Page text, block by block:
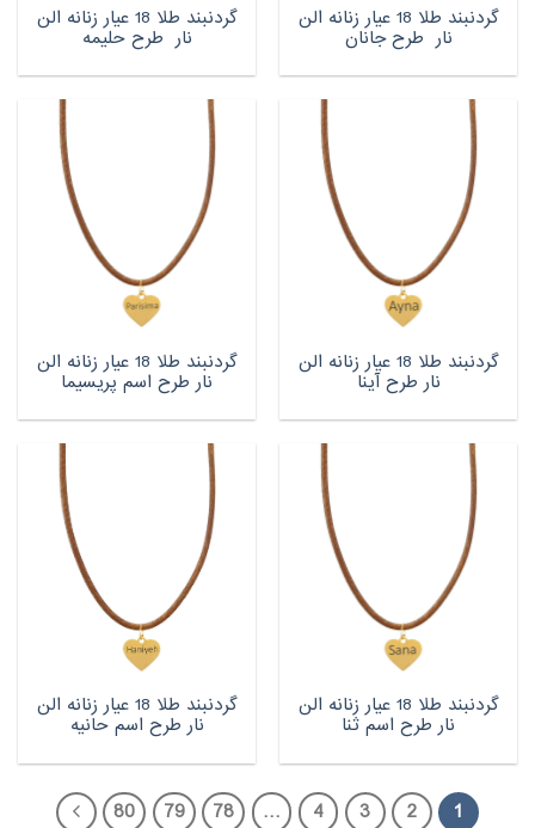
گردنبند طلا 18 عیار زنانه الن
نار طرح جانان
گردنبند طلا 18 عیار زنانه الن
نار طرح حلیمه
گردنبند طلا 18 عیار زنانه الن
نار طرح آینا
گردنبند طلا 18 عیار زنانه الن
نار طرح اسم پریسیما
گردنبند طلا 18 عیار زنانه الن
نار طرح اسم ثنا
گردنبند طلا 18 عیار زنانه الن
نار طرح اسم حانیه
1
2
3
4
…
78
79
80